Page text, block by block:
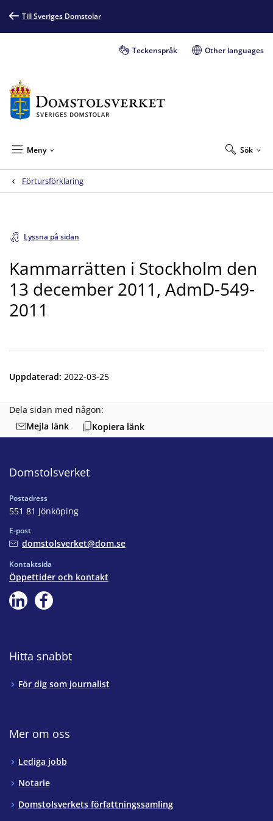
Till Sveriges Domstolar
Teckenspråk Other languages
Sök
Meny
Förtursförklaring
Lyssna på sidan
Kammarrätten i Stockholm den
13 december 2011, AdmD-549-
2011
Uppdaterad: 2022-03-25
Dela sidan med någon:
Mejla länk
Kopiera länk
Domstolsverket
Postadress
551 81 Jönköping
E-post
domstolsverket@dom.se
Kontaktsida
Öppettider och kontakt
Hitta snabbt
För dig som journalist
Mer om oss
Lediga jobb
Notarie
Domstolsverkets författningssamling